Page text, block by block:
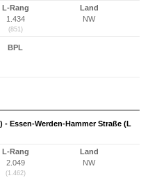
L-Rang
1.434
(851)
Land
NW
BPL
Essen-Werden-Hammer Straße (L
L-Rang
2.049
(1.462)
Land
NW